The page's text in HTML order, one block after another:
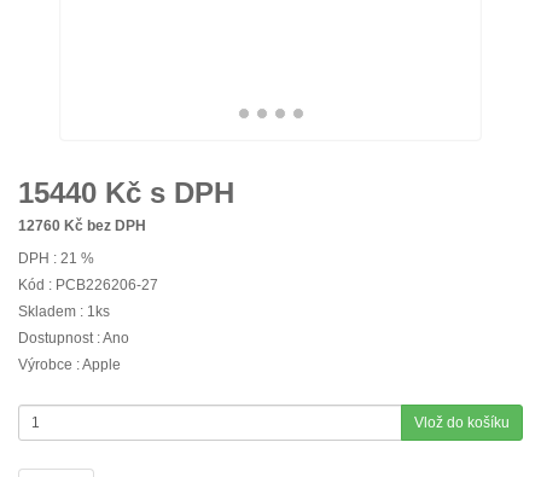
15440 Kč s DPH
12760 Kč bez DPH
DPH : 21 %
Kód : PCB226206-27
Skladem : 1ks
Dostupnost : Ano
Výrobce : Apple
Vlož do košíku